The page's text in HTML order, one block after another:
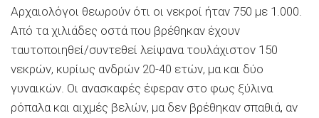
Αρχαιολόγοι θεωρούν ότι οι νεκροί ήταν 750 με 1.000.
Από τα χιλιάδες οστά που βρέθηκαν έχουν
ταυτοποιηθεί/συντεθεί λείψανα τουλάχιστον 150
νεκρών, κυρίως ανδρών 20-40 ετών, μα και δύο
γυναικών. Οι ανασκαφές έφεραν στο φως ξύλινα
ρόπαλα και αιχμές βελών, μα δεν βρέθηκαν σπαθιά, αν